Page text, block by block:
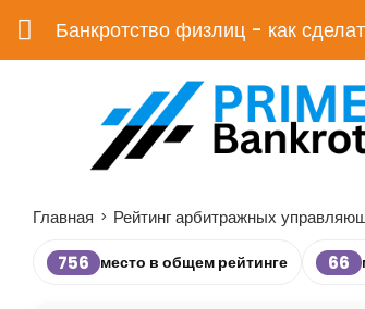
Банкротство физлиц - как
Главная > Рейтинг арбитражных
756 место в общем рейтинге 66